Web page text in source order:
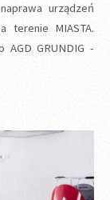
urządzeń
terenie MIASTA.
AGD GRUNDIG -